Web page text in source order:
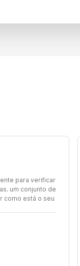
para verificar
um conjunto de
como está o seu